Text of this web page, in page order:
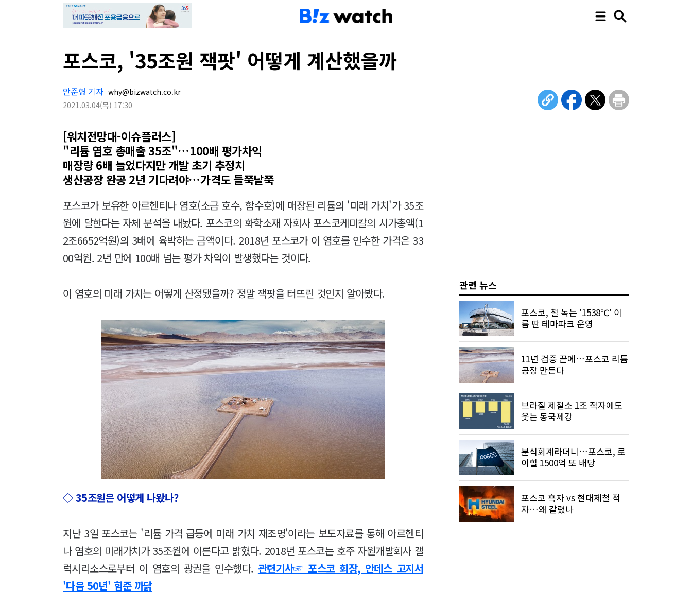
포스코, '35조원 잭팟' 어떻게 계산했을까
안준형 기자 why@bizwatch.co.kr
2021.03.04(목) 17:30
[워치전망대-이슈플러스]
"리튬 염호 총매출 35조"…100배 평가차익
매장량 6배 늘었다지만 개발 초기 추정치
생산공장 완공 2년 기다려야…가격도 들쭉날쭉
포스코가 보유한 아르헨티나 염호(소금 호수, 함수호)에 매장된 리튬의 '미래 가치'가 35조
원에 달한다는 자체 분석을 내놨다. 포스코의 화학소재 자회사 포스코케미칼의 시가총액(1
2조6652억원)의 3배에 육박하는 금액이다. 2018년 포스코가 이 염호를 인수한 가격은 33
00억원. 2년 만에 100배 넘는 평가 차익이 발생했다는 것이다.
이 염호의 미래 가치는 어떻게 산정됐을까? 정말 잭팟을 터뜨린 것인지 알아봤다.
◇ 35조원은 어떻게 나왔나?
지난 3일 포스코는 '리튬 가격 급등에 미래 가치 재조명'이라는 보도자료를 통해 아르헨티
나 염호의 미래가치가 35조원에 이른다고 밝혔다. 2018년 포스코는 호주 자원개발회사 갤
럭시리소스로부터 이 염호의 광권을 인수했다. 관련기사☞ 포스코 회장, 안데스 고지서
'다음 50년' 힘준 까닭
관련 뉴스
포스코, 철 녹는 '1538℃' 이
름 딴 테마파크 운영
11년 검증 끝에…포스코 리튬
공장 만든다
브라질 제철소 1조 적자에도
웃는 동국제강
분식회계라더니…포스코, 로
이힐 1500억 또 배당
포스코 흑자 vs 현대제철 적
자…왜 갈렸나